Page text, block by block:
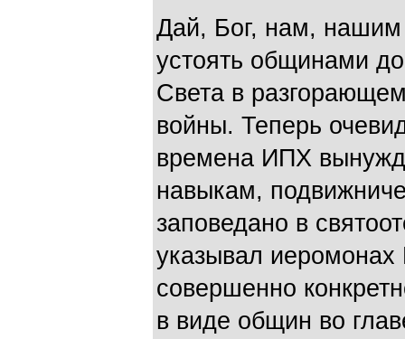
Дай, Бог, нам,
устоять общинами
Света в
войны. Теперь
времена ИПХ
навыкам,
заповедано в
указывал
совершенно
в виде общин во